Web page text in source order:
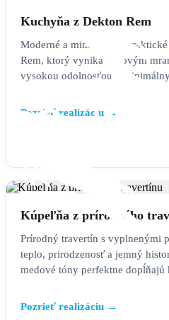
Kuchyňa z Dekton Rem
Moderné a mimoriadne
Rem, ktorý vyniká štýlovým
vysokou odolnosťou a
Pozrieť realizáciu →
Kúpeľňa z prírodného
Prírodný travertín s vyplnenými
teplo, prirodzenosť a jemný
medové tóny perfektne dopĺňajú
Pozrieť realizáciu →